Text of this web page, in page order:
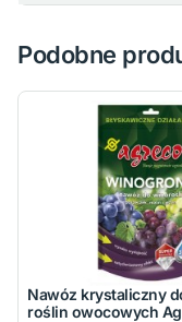
Podobne
Nawóz krystaliczny
roślin owocowych